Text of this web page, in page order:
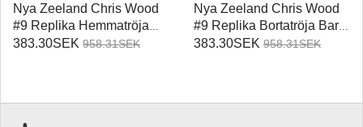
Nya Zeeland Chris Wood
#9 Replika Hemmatröja
Barn VM 2026 Kortärmad
383.30SEK 958.31SEK
Nya Zeeland Chris Wood
#9 Replika Bortatröja Barn
VM 2026 Kortärmad (+
383.30SEK 958.31SEK